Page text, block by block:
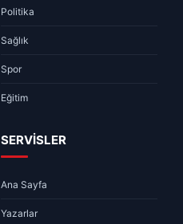
Politika
Sağlık
Spor
Eğitim
SERVİSLER
Ana Sayfa
Yazarlar